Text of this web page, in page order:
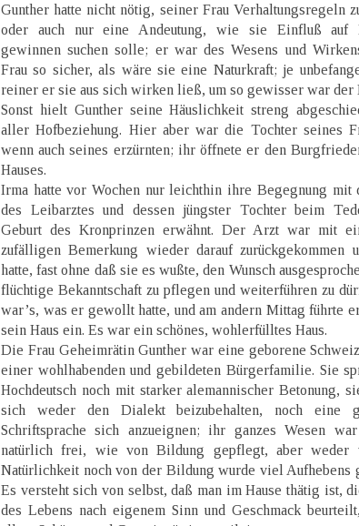
Gunther hatte nicht nötig, seiner Frau Verhaltungsregeln
oder auch nur eine Andeutung, wie sie Einfluß auf
gewinnen suchen solle; er war des Wesens und
Frau so sicher, als wäre sie eine Naturkraft; je
reiner er sie aus sich wirken ließ, um so gewisser war der
Sonst hielt Gunther seine Häuslichkeit streng
aller Hofbeziehung. Hier aber war die Tochter seines
wenn auch seines erzürnten; ihr öffnete er den
Hauses.
Irma hatte vor Wochen nur leichthin ihre Begegnung mit
des Leibarztes und dessen jüngster Tochter beim
Geburt des Kronprinzen erwähnt. Der Arzt war mit
zufälligen Bemerkung wieder darauf zurückgekommen
hatte, fast ohne daß sie es wußte, den Wunsch
flüchtige Bekanntschaft zu pflegen und weiterführen zu
war’s, was er gewollt hatte, und am andern Mittag führte
sein Haus ein. Es war ein schönes, wohlerfülltes Haus.
Die Frau Geheimrätin Gunther war eine geborene
einer wohlhabenden und gebildeten Bürgerfamilie. Sie
Hochdeutsch noch mit starker alemannischer Betonung,
sich weder den Dialekt beizubehalten, noch eine
Schriftsprache sich anzueignen; ihr ganzes Wesen war
natürlich frei, wie von Bildung gepflegt, aber weder
Natürlichkeit noch von der Bildung wurde viel Aufhebens
Es versteht sich von selbst, daß man im Hause thätig ist,
des Lebens nach eigenem Sinn und Geschmack